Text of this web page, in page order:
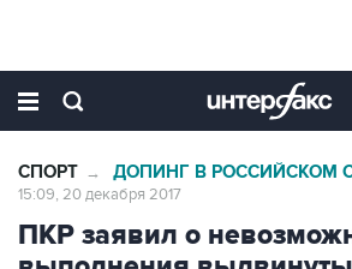
СПОРТ → ДОПИНГ В РОССИЙСКОМ
15:09, 20 декабря 2017
ПКР заявил о